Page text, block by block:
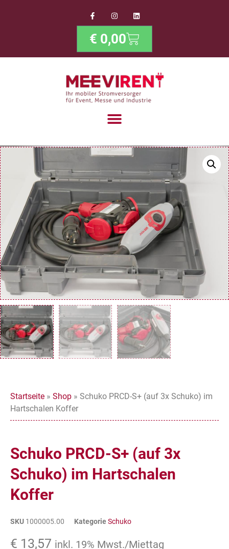
€ 0,00
Startseite » Shop » Schuko PRCD-S+ (auf 3x Schuko) im
Hartschalen Koffer
Schuko PRCD-S+ (auf 3x
Schuko) im Hartschalen
Koffer
SKU 1000005.00 KategorieSchuko
€ 13,57 inkl. 19% Mwst./Miettag